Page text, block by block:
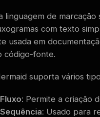
linguagem de
com texto
usada em
código-fonte.
suporta vários
: Permite a criação
: Usado para